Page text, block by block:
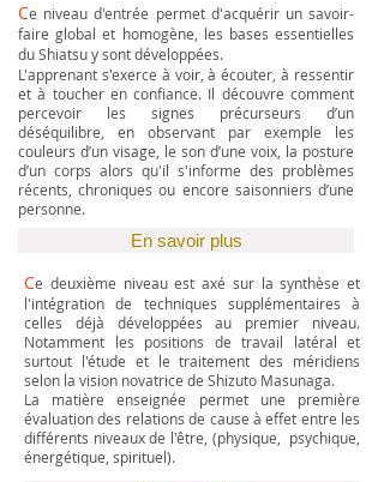
Ce niveau d'entrée permet d'acquérir un savoir-
faire global et homogène, les bases essentielles
du Shiatsu y sont développées.
L'apprenant s'exerce à voir, à écouter, à ressentir
et à toucher en confiance. Il découvre comment
percevoir les signes précurseurs d’un
déséquilibre, en observant par exemple les
couleurs d’un visage, le son d’une voix, la posture
d’un corps alors qu'il s'informe des problèmes
récents, chroniques ou encore saisonniers d’une
personne.
En savoir plus
Ce deuxième niveau est axé sur la synthèse et
l'intégration de techniques supplémentaires à
celles déjà développées au premier niveau.
Notamment les positions de travail latéral et
surtout l'étude et le traitement des méridiens
selon la vision novatrice de Shizuto Masunaga.
La matière enseignée permet une première
évaluation des relations de cause à effet entre les
différents niveaux de l'être, (physique, psychique,
énergétique, spirituel).